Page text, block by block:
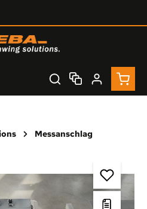
Messanschlag